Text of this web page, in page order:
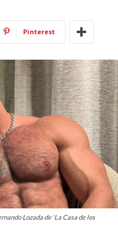
Pinterest
Lozada de 'La Casa de los